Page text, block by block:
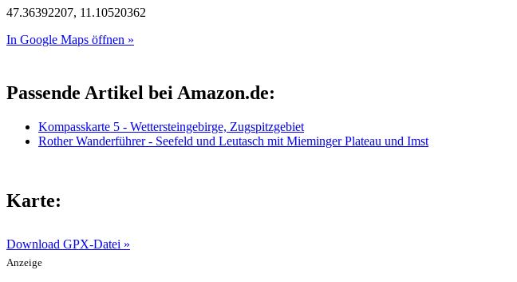
47.36392207, 11.10520362
In Google Maps öffnen »
Passende Artikel bei Amazon.de:
Kompasskarte 5 - Wettersteingebirge, Zugspitzgebiet
Rother Wanderführer - Seefeld und Leutasch mit Mieminger Plateau und Imst
Karte:
Download GPX-Datei »
Anzeige